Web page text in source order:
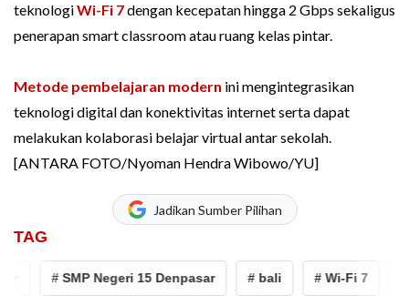
teknologiWi-Fi 7dengan kecepatan hingga 2 Gbps sekaligus
penerapan smart classroom atau ruang kelas pintar.
Metode pembelajaran modern ini mengintegrasikan
teknologi digital dan konektivitas internet serta dapat
melakukan kolaborasi belajar virtual antar sekolah.
[ANTARA FOTO/Nyoman Hendra Wibowo/YU]
Jadikan Sumber Pilihan
TAG
# SMP Negeri 15 Denpasar # bali # Wi-Fi 7